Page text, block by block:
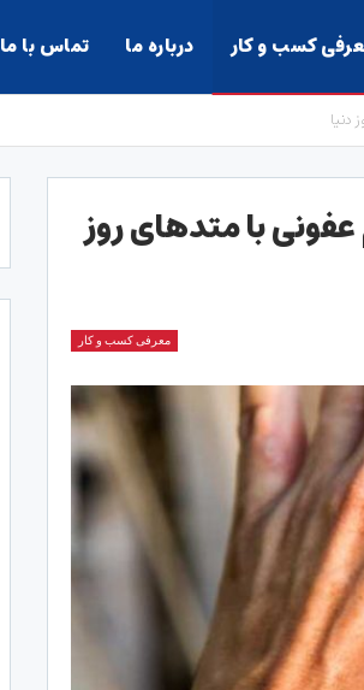
کسب و کار درباره ما تماس با ما
با متدهای روز
معرفی کسب و کار